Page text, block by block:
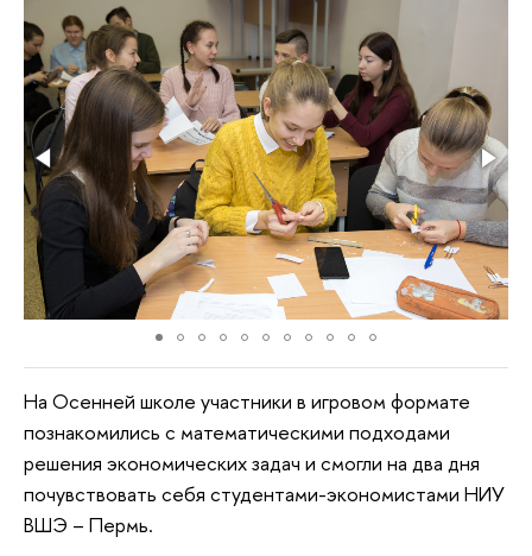
На Осенней школе участники в игровом формате
познакомились с математическими подходами
решения экономических задач и смогли на два дня
почувствовать себя студентами-экономистами НИУ
ВШЭ – Пермь.